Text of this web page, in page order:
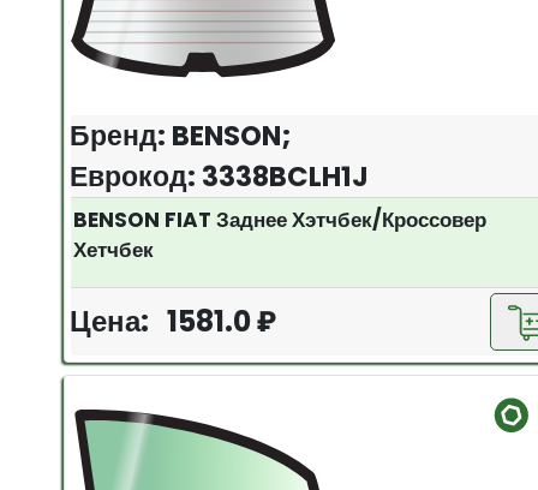
Бренд: BENSON;
Еврокод: 3338BCLH1J
BENSON FIAT Заднее Хэтчбек/Кроссовер
Хетчбек
Цена: 1581.0 ₽